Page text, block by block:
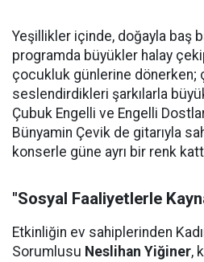
Yeşillikler içinde, doğayla baş
programda büyükler halay
çocukluk günlerine dönerken;
seslendirdikleri şarkılarla
Çubuk Engelli ve Engelli
Bünyamin Çevik de gitarıyla
konserle güne ayrı bir renk
"Sosyal Faaliyetlerle
Etkinliğin ev sahiplerinden
Sorumlusu Neslihan Yiğiner,